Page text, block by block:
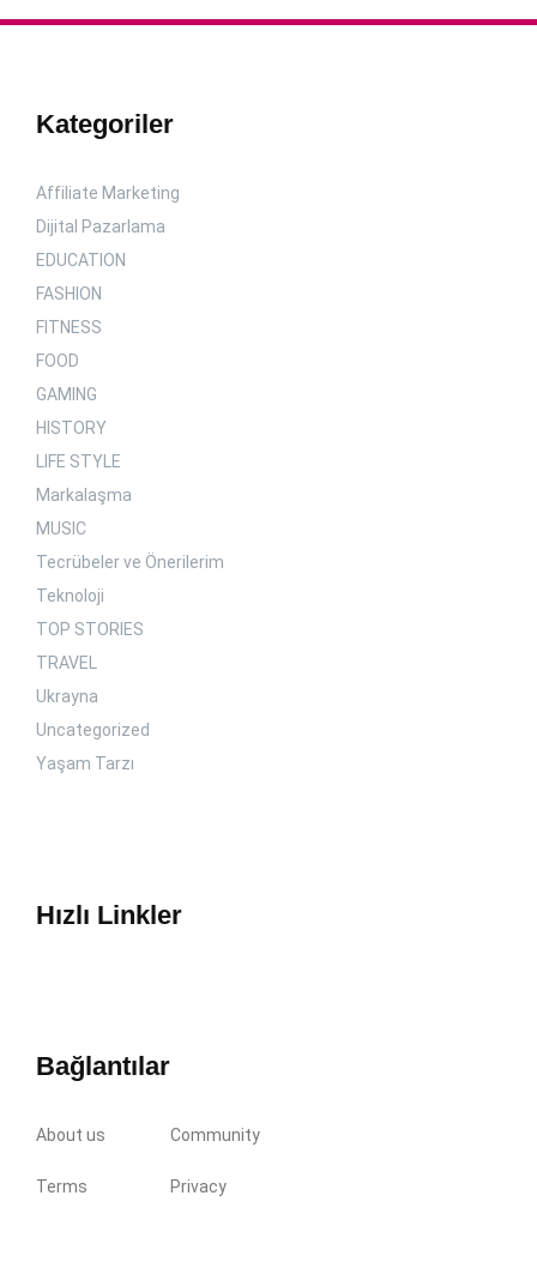
Kategoriler
Affiliate Marketing
Dijital Pazarlama
EDUCATION
FASHION
FITNESS
FOOD
GAMING
HISTORY
LIFE STYLE
Markalaşma
MUSIC
Tecrübeler ve Önerilerim
Teknoloji
TOP STORIES
TRAVEL
Ukrayna
Uncategorized
Yaşam Tarzı
Hızlı Linkler
Bağlantılar
About us Community
Terms Privacy